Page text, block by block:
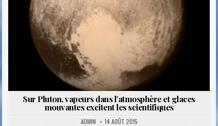
Sur Pluton, vapeurs dans l’atmosphère et glaces
mouvantes excitent les scientifiques
ADMIN 14 AOÛT 2015